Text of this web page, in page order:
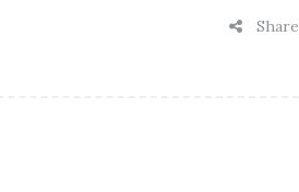
Share